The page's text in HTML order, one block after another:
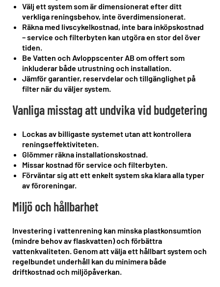
Välj ett system som är dimensionerat efter ditt
verkliga reningsbehov, inte överdimensionerat.
Räkna med livscykelkostnad, inte bara inköpskostnad
– service och filterbyten kan utgöra en stor del över
tiden.
Be Vatten och Avloppscenter AB om offert som
inkluderar både utrustning och installation.
Jämför garantier, reservdelar och tillgänglighet på
filter när du väljer system.
Vanliga misstag att undvika vid budgetering
Lockas av billigaste systemet utan att kontrollera
reningseffektiviteten.
Glömmer räkna installationskostnad.
Missar kostnad för service och filterbyten.
Förväntar sig att ett enkelt system ska klara alla typer
av föroreningar.
Miljö och hållbarhet
Investering i vattenrening kan minska plastkonsumtion
(mindre behov av flaskvatten) och förbättra
vattenkvaliteten. Genom att välja ett hållbart system och
regelbundet underhåll kan du minimera både
driftkostnad och miljöpåverkan.